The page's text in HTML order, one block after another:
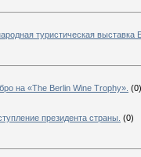
туристическая выставка
на «The Berlin Wine Trophy». (0)
президента страны. (0)